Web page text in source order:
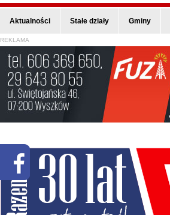
Aktualności Stałe działy Gminy
REKLAMA